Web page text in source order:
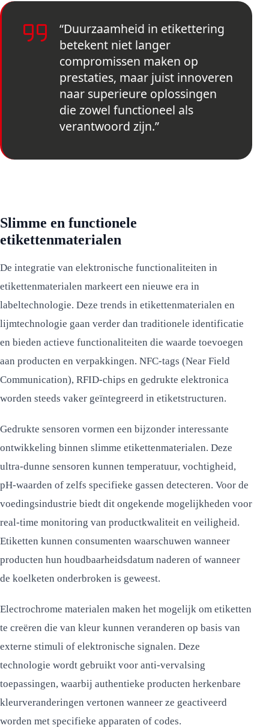
“Duurzaamheid in etikettering
betekent niet langer
compromissen maken op
prestaties, maar juist innoveren
naar superieure oplossingen
die zowel functioneel als
verantwoord zijn.”
Slimme en functionele
etikettenmaterialen
De integratie van elektronische functionaliteiten in
etikettenmaterialen markeert een nieuwe era in
labeltechnologie. Deze trends in etikettenmaterialen en
lijmtechnologie gaan verder dan traditionele identificatie
en bieden actieve functionaliteiten die waarde toevoegen
aan producten en verpakkingen. NFC-tags (Near Field
Communication), RFID-chips en gedrukte elektronica
worden steeds vaker geïntegreerd in etiketstructuren.
Gedrukte sensoren vormen een bijzonder interessante
ontwikkeling binnen slimme etikettenmaterialen. Deze
ultra-dunne sensoren kunnen temperatuur, vochtigheid,
pH-waarden of zelfs specifieke gassen detecteren. Voor de
voedingsindustrie biedt dit ongekende mogelijkheden voor
real-time monitoring van productkwaliteit en veiligheid.
Etiketten kunnen consumenten waarschuwen wanneer
producten hun houdbaarheidsdatum naderen of wanneer
de koelketen onderbroken is geweest.
Electrochrome materialen maken het mogelijk om etiketten
te creëren die van kleur kunnen veranderen op basis van
externe stimuli of elektronische signalen. Deze
technologie wordt gebruikt voor anti-vervalsing
toepassingen, waarbij authentieke producten herkenbare
kleurveranderingen vertonen wanneer ze geactiveerd
worden met specifieke apparaten of codes.